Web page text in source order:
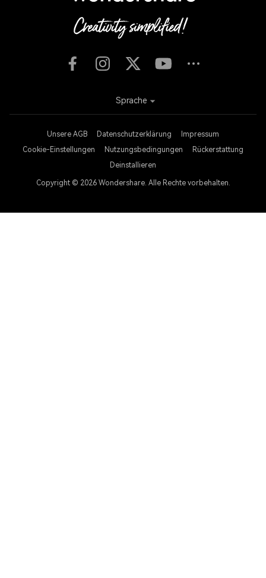
Unsere AGB Datenschutzerklärung
Impressum
Cookie-Einstellungen
Nutzungsbedingungen
Rückerstattung
Deinstallieren
Copyright © 2026 Wondershare. Alle Rechte vorbehalten.
Sprache